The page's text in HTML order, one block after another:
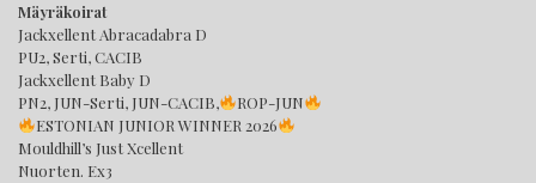
Mäyräkoirat
Jackxellent Abracadabra D
PU2, Serti, CACIB
Jackxellent Baby D
PN2, JUN-Serti, JUN-CACIB,
ROP-JUN
ESTONIAN JUNIOR WINNER 2026
Mouldhill’s Just Xcellent
Nuorten. Ex3